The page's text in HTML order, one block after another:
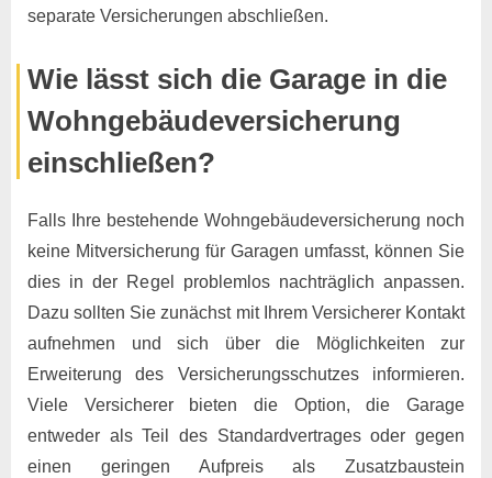
separate Versicherungen abschließen.
Wie lässt sich die Garage in die
Wohngebäudeversicherung
einschließen?
Falls Ihre bestehende Wohngebäudeversicherung noch
keine Mitversicherung für Garagen umfasst, können Sie
dies in der Regel problemlos nachträglich anpassen.
Dazu sollten Sie zunächst mit Ihrem Versicherer Kontakt
aufnehmen und sich über die Möglichkeiten zur
Erweiterung des Versicherungsschutzes informieren.
Viele Versicherer bieten die Option, die Garage
entweder als Teil des Standardvertrages oder gegen
einen geringen Aufpreis als Zusatzbaustein